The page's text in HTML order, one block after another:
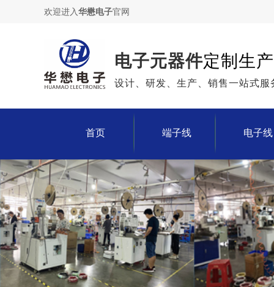
欢迎进入华懋电子官网
电子元器件定制生
设计、研发、生产、销售一站式服
首页 端子线 电子线